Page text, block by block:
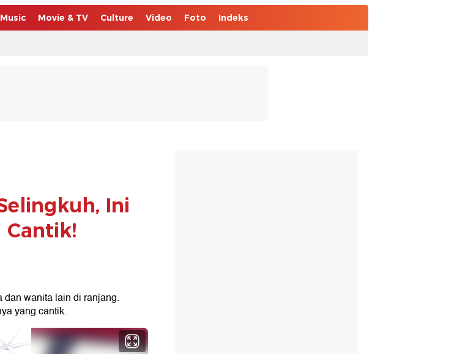
Music Movie & TV Culture Video Foto Indeks
Ini
Cantik!
dan wanita lain di ranjang.
yang cantik.